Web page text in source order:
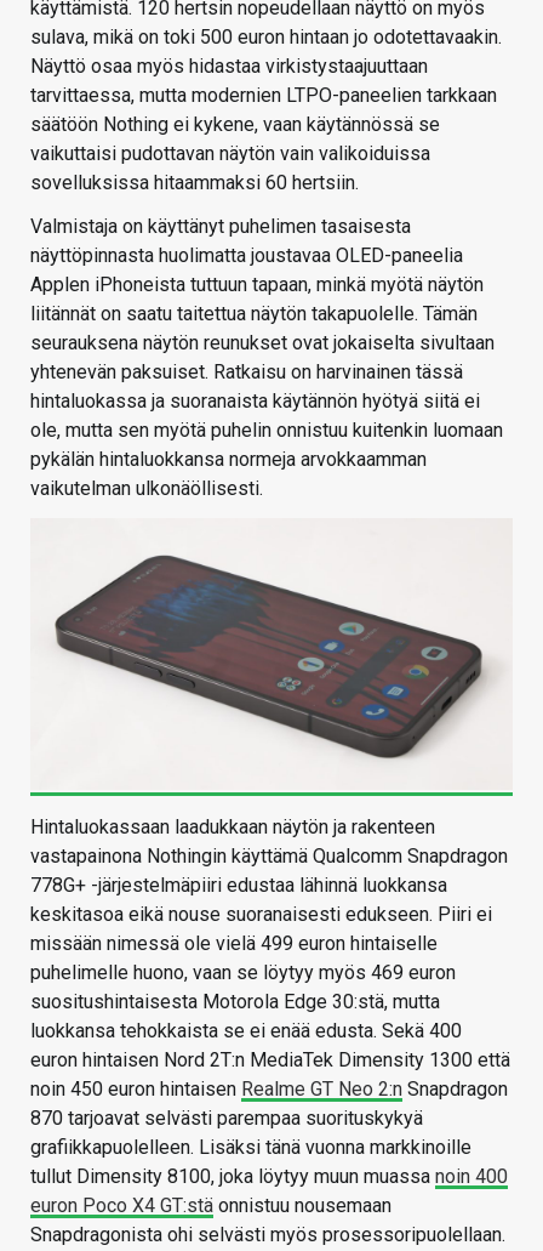
käyttämistä. 120 hertsin nopeudellaan näyttö on myös
sulava, mikä on toki 500 euron hintaan jo odotettavaakin.
Näyttö osaa myös hidastaa virkistystaajuuttaan
tarvittaessa, mutta modernien LTPO-paneelien tarkkaan
säätöön Nothing ei kykene, vaan käytännössä se
vaikuttaisi pudottavan näytön vain valikoiduissa
sovelluksissa hitaammaksi 60 hertsiin.
Valmistaja on käyttänyt puhelimen tasaisesta
näyttöpinnasta huolimatta joustavaa OLED-paneelia
Applen iPhoneista tuttuun tapaan, minkä myötä näytön
liitännät on saatu taitettua näytön takapuolelle. Tämän
seurauksena näytön reunukset ovat jokaiselta sivultaan
yhtenevän paksuiset. Ratkaisu on harvinainen tässä
hintaluokassa ja suoranaista käytännön hyötyä siitä ei
ole, mutta sen myötä puhelin onnistuu kuitenkin luomaan
pykälän hintaluokkansa normeja arvokkaamman
vaikutelman ulkonäöllisesti.
Hintaluokassaan laadukkaan näytön ja rakenteen
vastapainona Nothingin käyttämä Qualcomm Snapdragon
778G+ -järjestelmäpiiri edustaa lähinnä luokkansa
keskitasoa eikä nouse suoranaisesti edukseen. Piiri ei
missään nimessä ole vielä 499 euron hintaiselle
puhelimelle huono, vaan se löytyy myös 469 euron
suositushintaisesta Motorola Edge 30:stä, mutta
luokkansa tehokkaista se ei enää edusta. Sekä 400
euron hintaisen Nord 2T:n MediaTek Dimensity 1300 että
noin 450 euron hintaisen Realme GT Neo 2:n Snapdragon
870 tarjoavat selvästi parempaa suorituskykyä
grafiikkapuolelleen. Lisäksi tänä vuonna markkinoille
tullut Dimensity 8100, joka löytyy muun muassa noin 400
euron Poco X4 GT:stä onnistuu nousemaan
Snapdragonista ohi selvästi myös prosessoripuolellaan.